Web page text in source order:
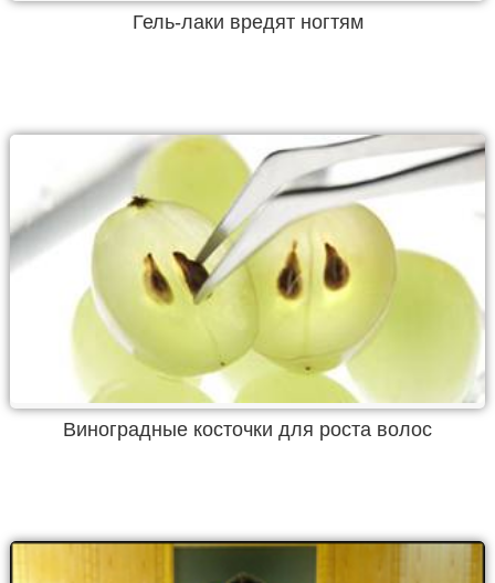
Гель-лаки вредят ногтям
Виноградные косточки для роста волос